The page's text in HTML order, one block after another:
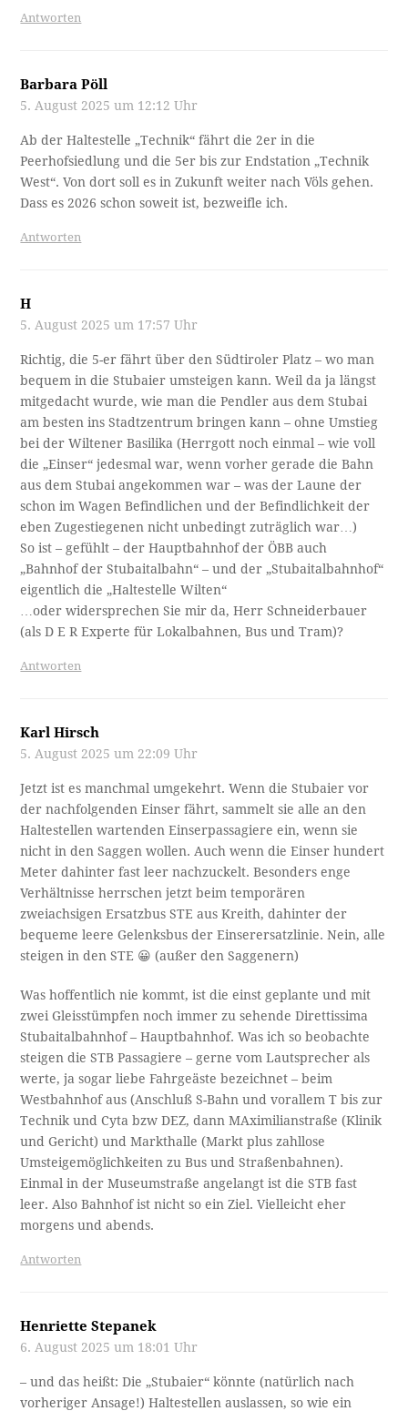
Antworten
Barbara Pöll
5. August 2025 um 12:12 Uhr
Ab der Haltestelle „Technik“ fährt die 2er in die
Peerhofsiedlung und die 5er bis zur Endstation „Technik
West“. Von dort soll es in Zukunft weiter nach Völs gehen.
Dass es 2026 schon soweit ist, bezweifle ich.
Antworten
H
5. August 2025 um 17:57 Uhr
Richtig, die 5-er fährt über den Südtiroler Platz – wo man
bequem in die Stubaier umsteigen kann. Weil da ja längst
mitgedacht wurde, wie man die Pendler aus dem Stubai
am besten ins Stadtzentrum bringen kann – ohne Umstieg
bei der Wiltener Basilika (Herrgott noch einmal – wie voll
die „Einser“ jedesmal war, wenn vorher gerade die Bahn
aus dem Stubai angekommen war – was der Laune der
schon im Wagen Befindlichen und der Befindlichkeit der
eben Zugestiegenen nicht unbedingt zuträglich war…)
So ist – gefühlt – der Hauptbahnhof der ÖBB auch
„Bahnhof der Stubaitalbahn“ – und der „Stubaitalbahnhof“
eigentlich die „Haltestelle Wilten“
…oder widersprechen Sie mir da, Herr Schneiderbauer
(als D E R Experte für Lokalbahnen, Bus und Tram)?
Antworten
Karl Hirsch
5. August 2025 um 22:09 Uhr
Jetzt ist es manchmal umgekehrt. Wenn die Stubaier vor
der nachfolgenden Einser fährt, sammelt sie alle an den
Haltestellen wartenden Einserpassagiere ein, wenn sie
nicht in den Saggen wollen. Auch wenn die Einser hundert
Meter dahinter fast leer nachzuckelt. Besonders enge
Verhältnisse herrschen jetzt beim temporären
zweiachsigen Ersatzbus STE aus Kreith, dahinter der
bequeme leere Gelenksbus der Einserersatzlinie. Nein, alle
steigen in den STE 😀 (außer den Saggenern)
Was hoffentlich nie kommt, ist die einst geplante und mit
zwei Gleisstümpfen noch immer zu sehende Direttissima
Stubaitalbahnhof – Hauptbahnhof. Was ich so beobachte
steigen die STB Passagiere – gerne vom Lautsprecher als
werte, ja sogar liebe Fahrgeäste bezeichnet – beim
Westbahnhof aus (Anschluß S-Bahn und vorallem T bis zur
Technik und Cyta bzw DEZ, dann MAximilianstraße (Klinik
und Gericht) und Markthalle (Markt plus zahllose
Umsteigemöglichkeiten zu Bus und Straßenbahnen).
Einmal in der Museumstraße angelangt ist die STB fast
leer. Also Bahnhof ist nicht so ein Ziel. Vielleicht eher
morgens und abends.
Antworten
Henriette Stepanek
6. August 2025 um 18:01 Uhr
– und das heißt: Die „Stubaier“ könnte (natürlich nach
vorheriger Ansage!) Haltestellen auslassen, so wie ein